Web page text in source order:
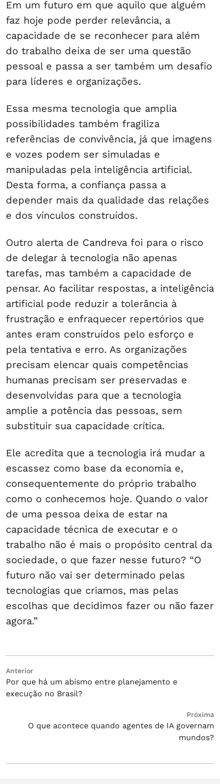
Em um futuro em que aquilo que alguém
faz hoje pode perder relevância, a
capacidade de se reconhecer para além
do trabalho deixa de ser uma questão
pessoal e passa a ser também um desafio
para líderes e organizações.
Essa mesma tecnologia que amplia
possibilidades também fragiliza
referências de convivência, já que imagens
e vozes podem ser simuladas e
manipuladas pela inteligência artificial.
Desta forma, a confiança passa a
depender mais da qualidade das relações
e dos vínculos construídos.
Outro alerta de Candreva foi para o risco
de delegar à tecnologia não apenas
tarefas, mas também a capacidade de
pensar. Ao facilitar respostas, a inteligência
artificial pode reduzir a tolerância à
frustração e enfraquecer repertórios que
antes eram construídos pelo esforço e
pela tentativa e erro. As organizações
precisam elencar quais competências
humanas precisam ser preservadas e
desenvolvidas para que a tecnologia
amplie a potência das pessoas, sem
substituir sua capacidade crítica.
Ele acredita que a tecnologia irá mudar a
escassez como base da economia e,
consequentemente do próprio trabalho
como o conhecemos hoje. Quando o valor
de uma pessoa deixa de estar na
capacidade técnica de executar e o
trabalho não é mais o propósito central da
sociedade, o que fazer nesse futuro? “O
futuro não vai ser determinado pelas
tecnologias que criamos, mas pelas
escolhas que decidimos fazer ou não fazer
agora.”
Navegação
de
Post
Anterior
Post
anterior:
Por que há um abismo entre planejamento e
execução no Brasil?
Próxima
O que acontece quando agentes de IA governam
mundos?